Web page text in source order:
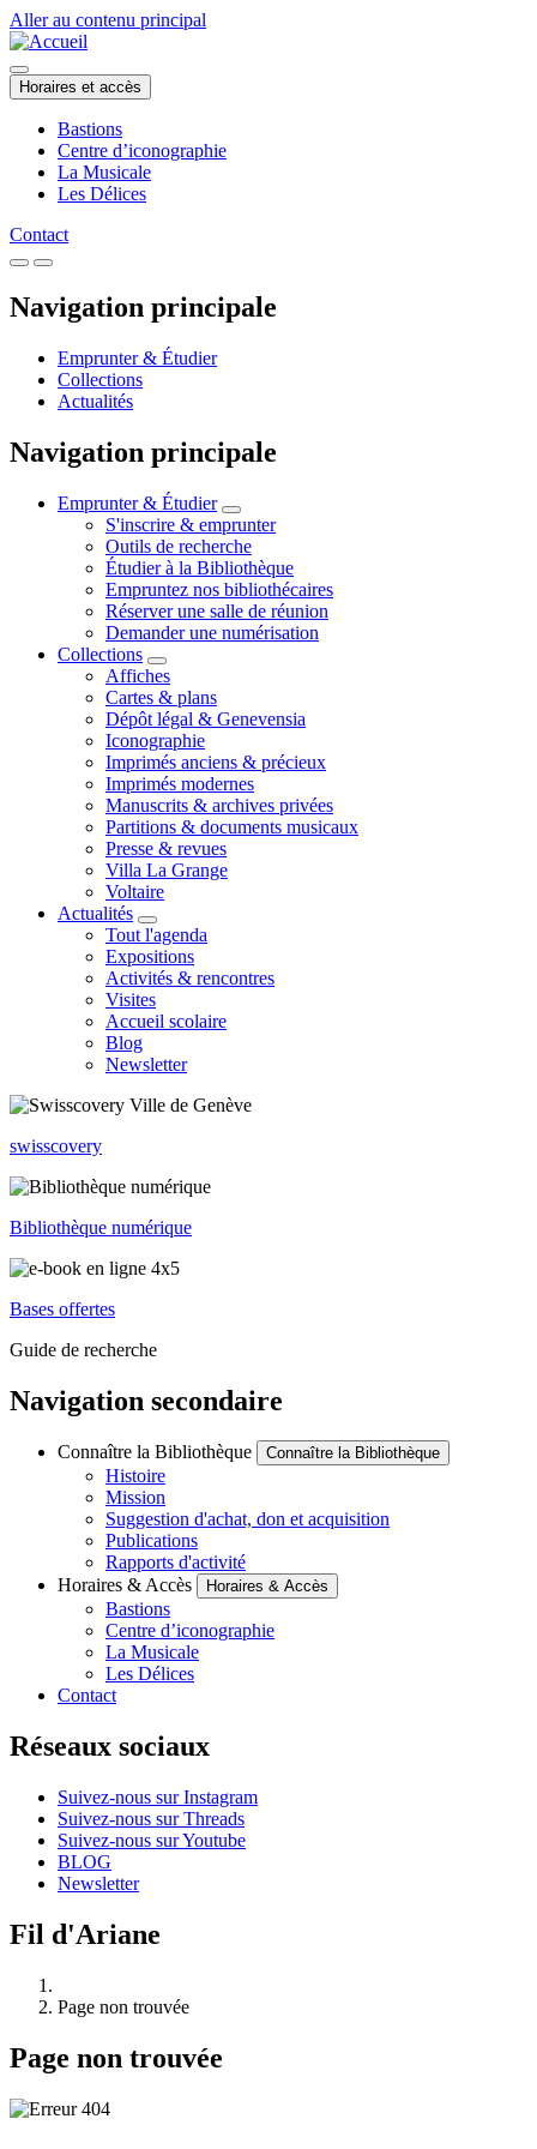
Aller au contenu principal
Horaires et accès
Bastions
Centre d’iconographie
La Musicale
Les Délices
Contact
Navigation principale
Emprunter & Étudier
Collections
Actualités
Navigation principale
Emprunter & Étudier
S'inscrire & emprunter
Outils de recherche
Étudier à la Bibliothèque
Empruntez nos bibliothécaires
Réserver une salle de réunion
Demander une numérisation
Collections
Affiches
Cartes & plans
Dépôt légal & Genevensia
Iconographie
Imprimés anciens & précieux
Imprimés modernes
Manuscrits & archives privées
Partitions & documents musicaux
Presse & revues
Villa La Grange
Voltaire
Actualités
Tout l'agenda
Expositions
Activités & rencontres
Visites
Accueil scolaire
Blog
Newsletter
swisscovery
Bibliothèque numérique
Bases offertes
Guide de recherche
Navigation secondaire
Connaître la Bibliothèque Connaître la Bibliothèque
Histoire
Mission
Suggestion d'achat, don et acquisition
Publications
Rapports d'activité
Horaires & Accès
Horaires & Accès
Bastions
Centre d’iconographie
La Musicale
Les Délices
Contact
Réseaux sociaux
Suivez-nous sur Instagram
Suivez-nous sur Threads
Suivez-nous sur Youtube
BLOG
Newsletter
Fil d'Ariane
Page non trouvée
Page non trouvée